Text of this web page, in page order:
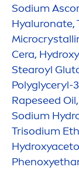
Sodium
Hyaluronate,
Cera, Hydro
Stearoyl
Polyglyceryl-
Rapeseed
Sodium
Trisodium
Hydro